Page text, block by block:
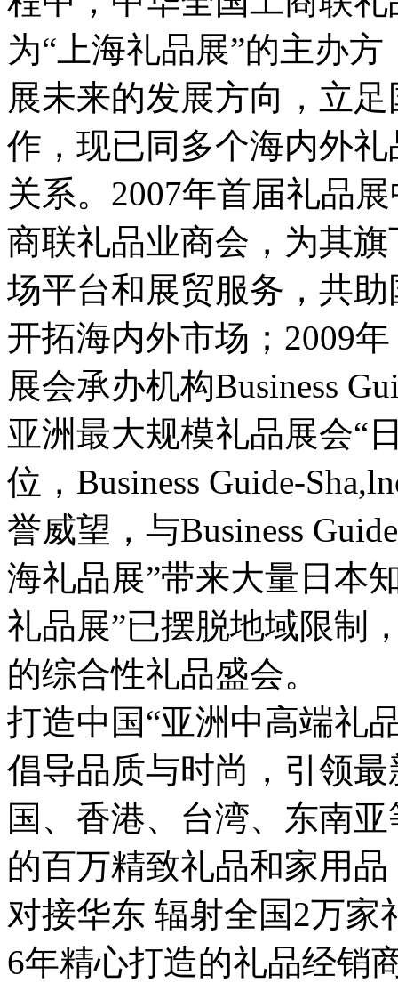
为“上海礼品展”的主办
展未来的发展方向，立
作，现已同多个海内外
关系。2007年首届礼品
商联礼品业商会，为其
场平台和展贸服务，共
开拓海内外市场；2009
展会承办机构Business
亚洲最大规模礼品展会“
位，Business Guide-
誉威望，与Business
海礼品展”带来大量日本
礼品展”已摆脱地域限制
的综合性礼品盛会。
打造中国“亚洲中高端礼
倡导品质与时尚，引领
国、香港、台湾、东南
的百万精致礼品和家用品
对接华东 辐射全国2万家
6年精心打造的礼品经销